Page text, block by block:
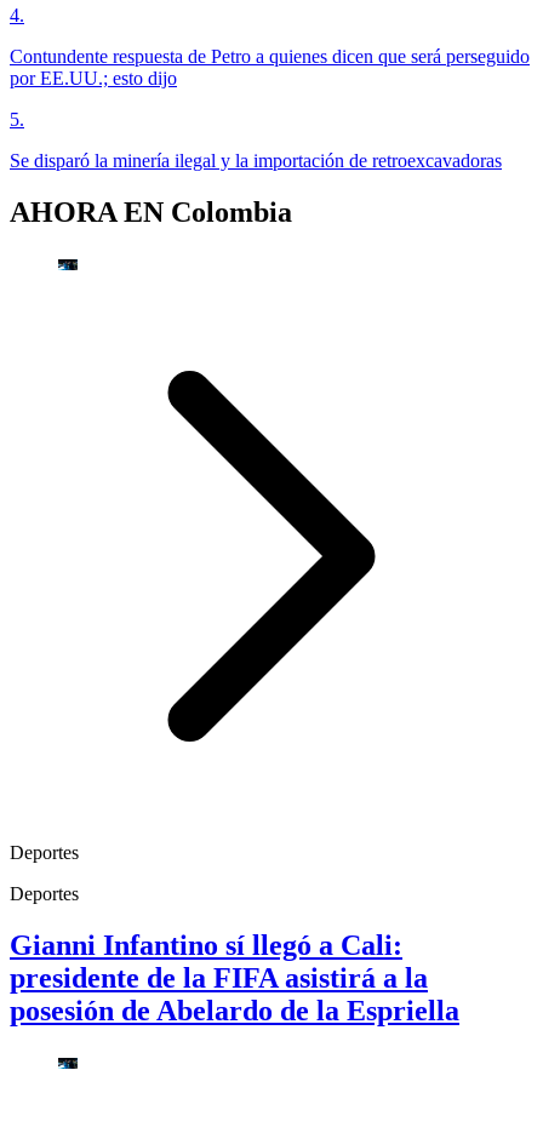
4.
Contundente respuesta de Petro a quienes dicen que será perseguido
por EE.UU.; esto dijo
5.
Se disparó la minería ilegal y la importación de retroexcavadoras
AHORA EN Colombia
Deportes
Deportes
Gianni Infantino sí llegó a Cali:
presidente de la FIFA asistirá a la
posesión de Abelardo de la Espriella